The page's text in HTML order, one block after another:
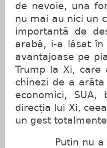
de nevoie, una
nu mai au nici un
importantă de
arabă, i-a lăsat
avantajoase pe
Trump la Xi,
chinezi de a
economici,
direcția lui Xi,
un gest
Putin nu a